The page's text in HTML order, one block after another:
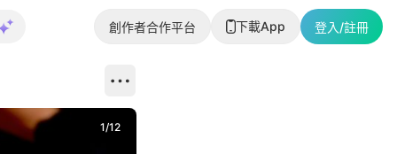
創作者合作平台 下載App 登入/註冊
1/12